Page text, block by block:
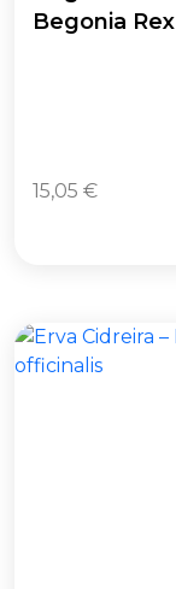
Begonia Rex
15,05 €